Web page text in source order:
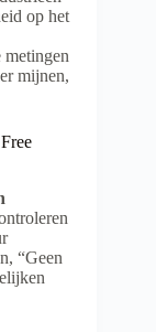
op het
mijnen,
“Geen